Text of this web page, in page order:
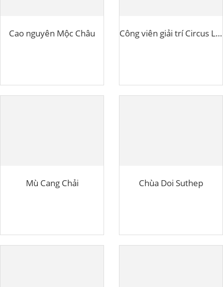
Cao nguyên Mộc Châu Công viên giải trí Circus Land
Mù Cang Chải Chùa Doi Suthep